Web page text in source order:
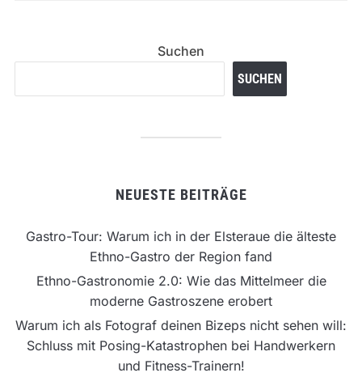
Suchen
SUCHEN
NEUESTE BEITRÄGE
Gastro-Tour: Warum ich in der Elsteraue die älteste
Ethno-Gastro der Region fand
Ethno-Gastronomie 2.0: Wie das Mittelmeer die
moderne Gastroszene erobert
Warum ich als Fotograf deinen Bizeps nicht sehen will:
Schluss mit Posing-Katastrophen bei Handwerkern
und Fitness-Trainern!